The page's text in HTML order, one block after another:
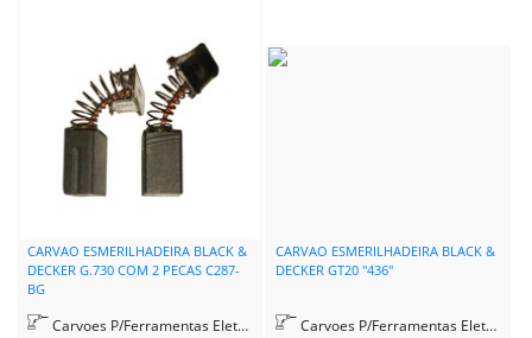
CARVAO ESMERILHADEIRA BLACK &
DECKER G.730 COM 2 PECAS C287-
BG
Carvoes P/Ferramentas Eletricas
CARVAO ESMERILHADEIRA BLACK &
DECKER GT20 "436"
Carvoes P/Ferramentas Eletricas